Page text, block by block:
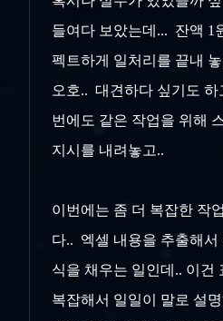
들여다 보았는데... 잔액 1
펙트하게 일처리를 끝내
오호.. 대견하다 싶기도
번에도 같은 작업을 위해
지시를 내려놓고..
이번에는 좀 더 복잡한 작
다.. 엑셀 내용을 추출해서
식을 채우는 일인데.. 이건
복잡해서 일일이 말로 설